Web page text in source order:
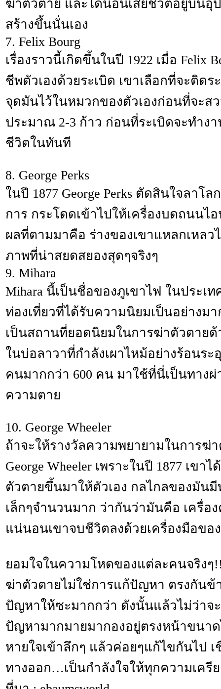
ฆ่าตัวตาย และได้นอนเสียชีวิตอยู่บนอุ
สร้างขึ้นนั่นเอง
7. Felix Bourg
เรื่องราวนี้เกิดขึ้นในปี 1922 เมื่อ Felix
ชีพตัวเองด้วยระเบิด เขาเลือกที่จะติด
จุดมันไว้ในหมวกของตัวเองก่อนที่จะส
ประมาณ 2-3 ก้าว ก่อนที่ระเบิดจะทำง
ชีวิตในทันที
8. George Perks
ในปี 1877 George Perks ตัดสินใจลาโ
การ กระโดดเข้าไปให้เครื่องบดถนนไ
ผลที่ตามมาคือ ร่างของเขาแหลกเหลว
ภาพที่น่าสยดสยองสุดๆจริงๆ
9. Mihara
Mihara นี้เป็นชื่อของภูเขาไฟ ในประเ
ท่องเที่ยวที่ได้รับความนิยมเป็นอย่างม
เป็นสถานที่ยอดนิยมในการฆ่าตัวตายด้
ในบ่อลาวาที่กำลังเผาไหม้อย่างร้อนระ
คนมากกว่า 600 คน มาใช้ที่นี่เป็นทางผ่
ความตาย
10. George Wheeler
ถ้าจะให้รางวัลความพยายามในการฆ่
George Wheeler เพราะในปี 1877 เขา
ตัวตายขึ้นมาให้ตัวเอง กลไกลของมัน
เล็กๆจำนวนมาก ว่ากันว่ามันคือ เครื่อ
แน่นอนเขาจบชีวิตลงด้วยเครื่องมือขอ
ยอมใจในความโหดของแต่ละคนจริงๆ
ฆ่าตัวตายไม่ใช่การแก้ปัญหา ตรงกันข้
ปัญหาให้ซะมากกว่า ดังนั้นแล้วไม่ว่าจ
ปัญหามากมายมากองอยู่ตรงหน้าขนา
หายใจเข้าลึกๆ แล้วค่อยๆแก้ไขกันไป
ทางออก…เป็นกำลังใจให้ทุกความเครี